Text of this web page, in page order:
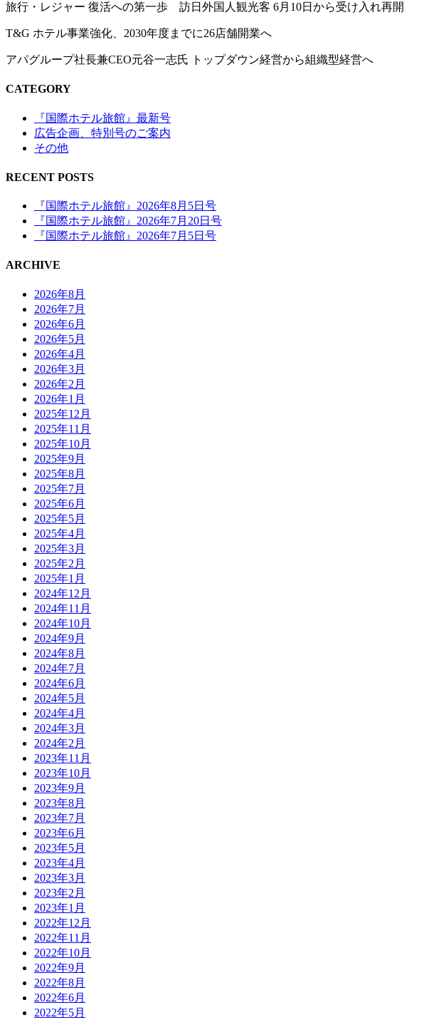
旅行・レジャー 復活への第一歩 訪日外国人観光客 6月10日から受け入れ再開
T&G ホテル事業強化、2030年度までに26店舗開業へ
アパグループ社長兼CEO元谷一志氏 トップダウン経営から組織型経営へ
CATEGORY
『国際ホテル旅館』最新号
広告企画、特別号のご案内
その他
RECENT POSTS
『国際ホテル旅館』2026年8月5日号
『国際ホテル旅館』2026年7月20日号
『国際ホテル旅館』2026年7月5日号
ARCHIVE
2026年8月
2026年7月
2026年6月
2026年5月
2026年4月
2026年3月
2026年2月
2026年1月
2025年12月
2025年11月
2025年10月
2025年9月
2025年8月
2025年7月
2025年6月
2025年5月
2025年4月
2025年3月
2025年2月
2025年1月
2024年12月
2024年11月
2024年10月
2024年9月
2024年8月
2024年7月
2024年6月
2024年5月
2024年4月
2024年3月
2024年2月
2023年11月
2023年10月
2023年9月
2023年8月
2023年7月
2023年6月
2023年5月
2023年4月
2023年3月
2023年2月
2023年1月
2022年12月
2022年11月
2022年10月
2022年9月
2022年8月
2022年6月
2022年5月